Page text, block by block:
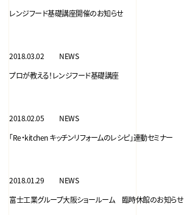
レンジフード基礎講座開催のお知らせ
2018.03.02
NEWS
プロが教える！レンジフード基礎講座
2018.02.05
NEWS
「Re・kitchen キッチンリフォームのレシピ」連動セミナー
2018.01.29
NEWS
富士工業グループ大阪ショールーム 臨時休館のお知らせ